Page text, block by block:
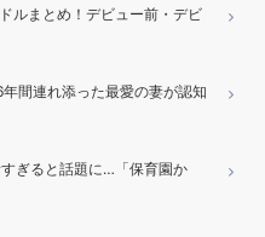
ルまとめ！デビュー前・デビ
間連れ添った最愛の妻が認知
すぎると話題に…「保育園か